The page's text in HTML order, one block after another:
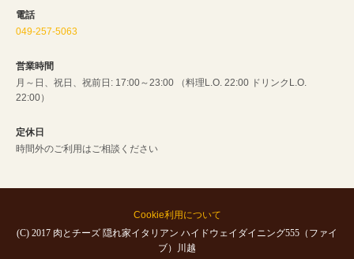
電話
049-257-5063
営業時間
月～日、祝日、祝前日: 17:00～23:00 （料理L.O. 22:00 ドリンクL.O.
22:00）
定休日
時間外のご利用はご相談ください
Cookie利用について
(C) 2017 肉とチーズ 隠れ家イタリアン ハイドウェイダイニング555（ファイ
ブ）川越